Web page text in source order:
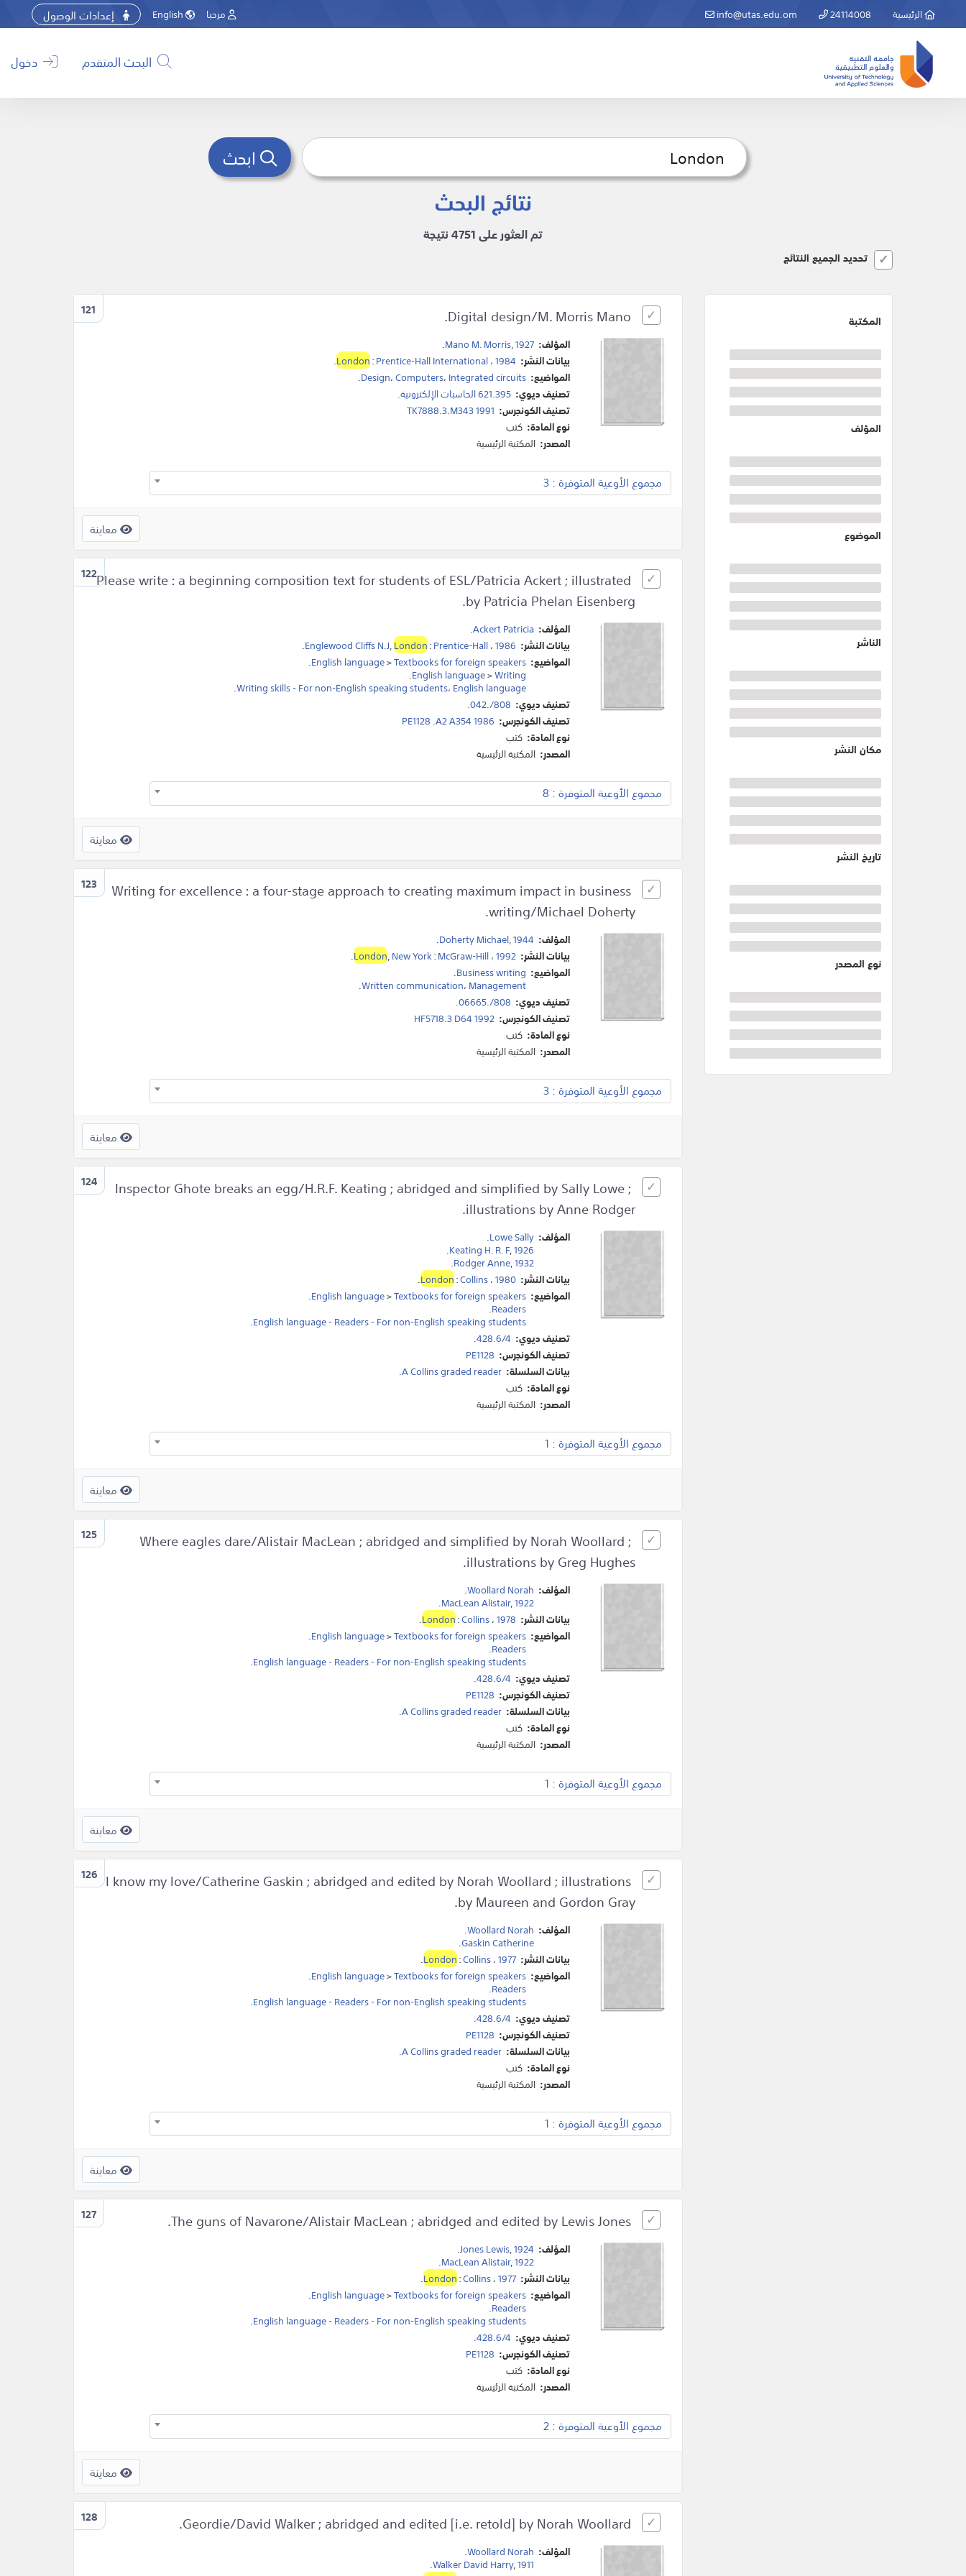
الرئيسية 24114008
info@utas.edu.om إعدادات الوصول مرحبا
البحث المتقدم دخول
نتائج البحث
تم العثور على 4751 نتيجة
تحديد الجميع النتائج
المكتبة
المؤلف
الموضوع
الناشر
مكان النشر
تاريخ النشر
نوع المصدر
121
المؤلف: Mano M. Morris,1927
.
بيانات النشر:
London:Prentice-Hall International،1984
.
المواضيع:
Design،Computers، Integrated circuits
.
تصنيف ديوي: 621.395 الحاسبات الإلكترونية.
تصنيف الكونجرس: TK7888.3.M343 1991
نوع المادة: كتب
المصدر: المكتبة الرئيسية
مجموع الأوعية المتوفرة : 3
معاينة
122Please write : a beginning composition text for students of ESL/Patricia Ackert ; illustrated
by Patricia Phelan Eisenberg.
المؤلف: Ackert Patricia
.
بيانات النشر:
Englewood Cliffs N.J,London:Prentice-Hall،1986
.
المواضيع:
English language>Textbooks for foreign speakers
.
English language>Writing
.
Writing skills - For non-English speaking students، English language
.
تصنيف ديوي: 808/.042.
تصنيف الكونجرس: PE1128 .A2 A354 1986
نوع المادة: كتب
المصدر: المكتبة الرئيسية
مجموع الأوعية المتوفرة : 8
معاينة
123
Writing for excellence : a four-stage approach to creating maximum impact in business
writing/Michael Doherty.
المؤلف: Doherty Michael,1944
.
بيانات النشر:
London,New York:McGraw-Hill،1992
.
المواضيع: Business writing
.
Written communication، Management
.
تصنيف ديوي: 808/.06665.
تصنيف الكونجرس: HF5718.3 D64 1992
نوع المادة: كتب
المصدر: المكتبة الرئيسية
مجموع الأوعية المتوفرة : 3
معاينة
124
Inspector Ghote breaks an egg/H.R.F. Keating ; abridged and simplified by Sally Lowe ;
illustrations by Anne Rodger.
المؤلف: Lowe Sally
.
Keating H. R. F,1926
.
Rodger Anne,1932
.
بيانات النشر:
London:Collins،1980
.
المواضيع:
English language>Textbooks for foreign speakers
.
Readers
.
English language - Readers - For non-English speaking students
.
تصنيف ديوي: 428.6/4.
تصنيف الكونجرس: PE1128
بيانات السلسلة: A Collins graded reader.
نوع المادة: كتب
المصدر: المكتبة الرئيسية
مجموع الأوعية المتوفرة : 1
معاينة
125
Where eagles dare/Alistair MacLean ; abridged and simplified by Norah Woollard ;
illustrations by Greg Hughes.
المؤلف: Woollard Norah
.
MacLean Alistair,1922
.
بيانات النشر:
London:Collins،1978
.
المواضيع:
English language>Textbooks for foreign speakers
.
Readers
.
English language - Readers - For non-English speaking students
.
تصنيف ديوي: 428.6/4.
تصنيف الكونجرس: PE1128
بيانات السلسلة: A Collins graded reader.
نوع المادة: كتب
المصدر: المكتبة الرئيسية
مجموع الأوعية المتوفرة : 1
معاينة
126 I know my love/Catherine Gaskin ; abridged and edited by Norah Woollard ; illustrations
by Maureen and Gordon Gray.
المؤلف: Woollard Norah
.
Gaskin Catherine
.
بيانات النشر:
London:Collins،1977
.
المواضيع:
English language>Textbooks for foreign speakers
.
Readers
.
English language - Readers - For non-English speaking students
.
تصنيف ديوي: 428.6/4.
تصنيف الكونجرس: PE1128
بيانات السلسلة: A Collins graded reader.
نوع المادة: كتب
المصدر: المكتبة الرئيسية
مجموع الأوعية المتوفرة : 1
معاينة
127 The guns of Navarone/Alistair MacLean ; abridged and edited by Lewis Jones.
المؤلف: Jones Lewis,1924
.
MacLean Alistair,1922
.
بيانات النشر:
London:Collins،1977
.
المواضيع:
English language>Textbooks for foreign speakers
.
Readers
.
English language - Readers - For non-English speaking students
.
تصنيف ديوي: 428.6/4.
تصنيف الكونجرس: PE1128
نوع المادة: كتب
المصدر: المكتبة الرئيسية
مجموع الأوعية المتوفرة : 2
معاينة
128
المؤلف: Woollard Norah
.
Walker David Harry,1911
.